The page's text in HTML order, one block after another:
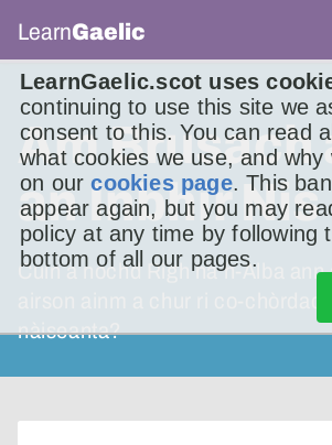
LearnGaelic.scot uses
continuing to use this site we
consent to this. You can read
what cookies we use, and why
on ourcookies page. This
appear again, but you may
policy at any time by following
bottom of all our pages.
LearnGaelic
Am Brusach
an Inbhir Nis
Cuin a nochd Rìgh na h-Alba
airson ainm a chur ri co-
nàiseanta?